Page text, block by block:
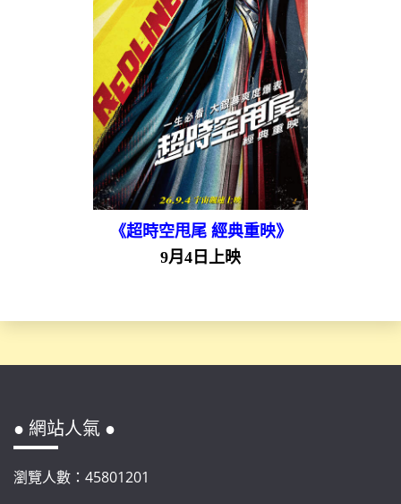
《超時空甩尾 經典重映》
9月4日上映
● 網站人氣 ●
瀏覽人數：45801201